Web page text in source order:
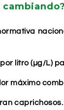
cambiando?
litro (µg/L)
máximo